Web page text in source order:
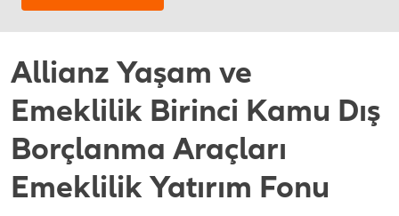
Allianz Yaşam ve
Emeklilik Birinci Kamu Dış
Borçlanma Araçları
Emeklilik Yatırım Fonu